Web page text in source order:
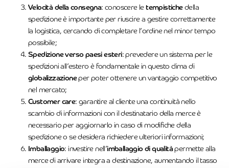
Velocità della consegna: conoscere letempistichedella
spedizione è importante per riuscire a gestire correttamente
la logistica, cercando di completare l’ordine nel minor tempo
possibile;
Spedizione verso paesi esteri: prevedere un sistema per le
spedizioni all’estero è fondamentale in questo clima di
globalizzazioneper poter ottenere un vantaggio competitivo
nel mercato;
Customer care: garantire al cliente una continuità nello
scambio di informazioni con il destinatario della merce è
necessario per aggiornarlo in caso di modifiche della
spedizione o se desidera richiedere ulteriori informazioni;
Imballaggio: investire nell’imballaggio di qualitàpermette alla
merce di arrivare integra a destinazione, aumentando il tasso